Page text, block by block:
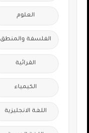
العلوم
الفلسفة والمنطق
القرائية
الكيمياء
اللغة الانجليزية